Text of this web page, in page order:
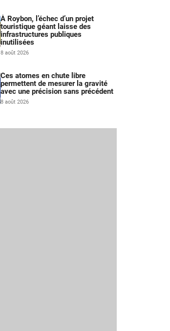
À Roybon, l’échec d’un projet
touristique géant laisse des
infrastructures publiques
inutilisées
8 août 2026
Ces atomes en chute libre
permettent de mesurer la gravité
avec une précision sans précédent
8 août 2026